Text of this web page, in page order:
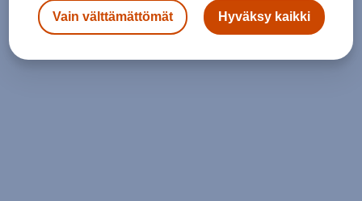
Vain välttämättömät Hyväksy kaikki